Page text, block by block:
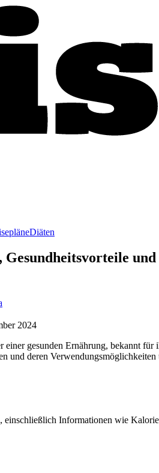
Diäten
2024
einer gesunden Ernährung, bekannt
und deren
einschließlich Informationen wie